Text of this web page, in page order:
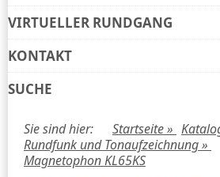
VIRTUELLER RUNDGANG
KONTAKT
SUCHE
Sie sind hier: Startseite »
Rundfunk und Tonaufzeichnung »
Magnetophon KL65KS